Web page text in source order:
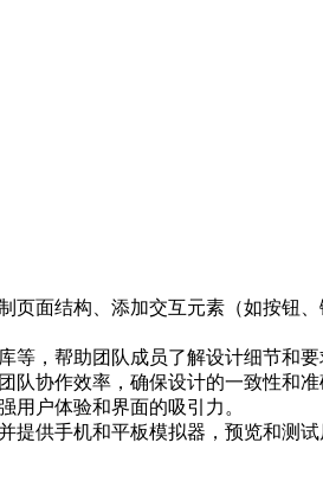
页面结构、添加交互元素（如按钮
，帮助团队成员了解设计细节和要
协作效率，确保设计的一致性和准
用户体验和界面的吸引力。
供手机和平板模拟器，预览和测试